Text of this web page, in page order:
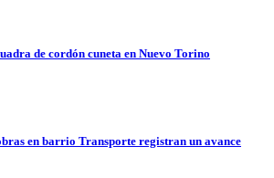
de cordón cuneta en Nuevo Torino
en barrio Transporte registran un avance